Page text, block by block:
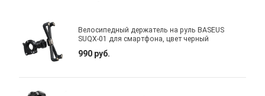
Велосипедный держатель на руль BASEUS
SUQX-01 для смартфона, цвет черный
990 руб.